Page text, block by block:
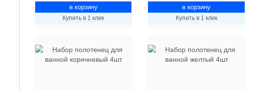
Купить в 1 клик Купить в 1 клик